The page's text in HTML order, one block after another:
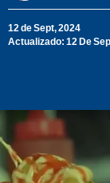
12 de Sept, 2024
Actualizado: 12 De